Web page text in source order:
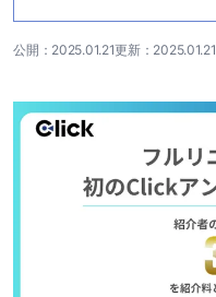
公開：2025.01.21更新：2025.01.21